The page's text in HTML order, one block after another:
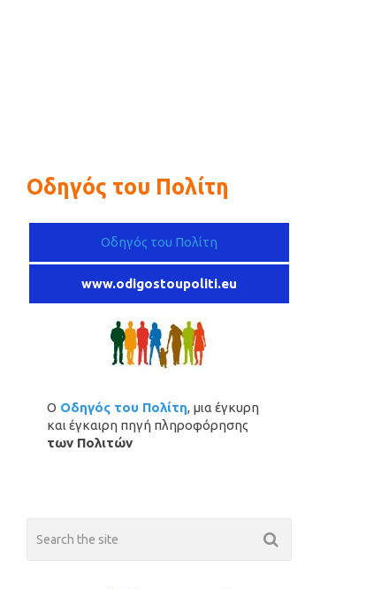
Οδηγός του Πολίτη
Οδηγός του Πολίτη
www.odigostoupoliti.eu
Ο Οδηγός του Πολίτη, μια έγκυρη
και έγκαιρη πηγή πληροφόρησης
των Πολιτών